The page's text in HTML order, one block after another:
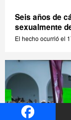
Seis años de
sexualmente
El hecho ocurrió el